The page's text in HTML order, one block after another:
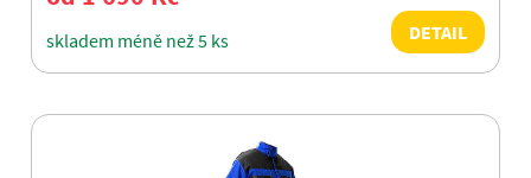
skladem méně než 5 ks DETAIL